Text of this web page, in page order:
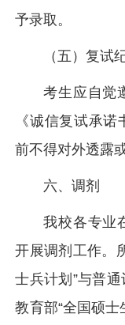
予录取。
（五）复试
考生应自觉
《诚信复试承
前不得对外透露
六、调剂
我校各专业
开展调剂工作。
士兵计划”与普
教育部“全国硕士